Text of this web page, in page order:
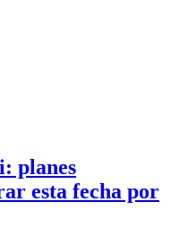
planes
esta fecha por